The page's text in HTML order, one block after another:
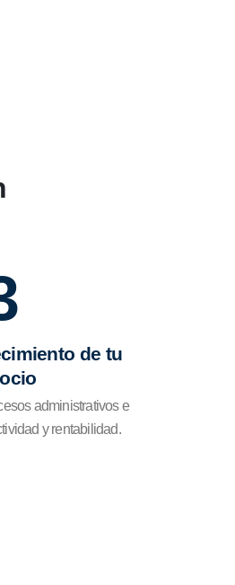
de tu
administrativos e
y rentabilidad.